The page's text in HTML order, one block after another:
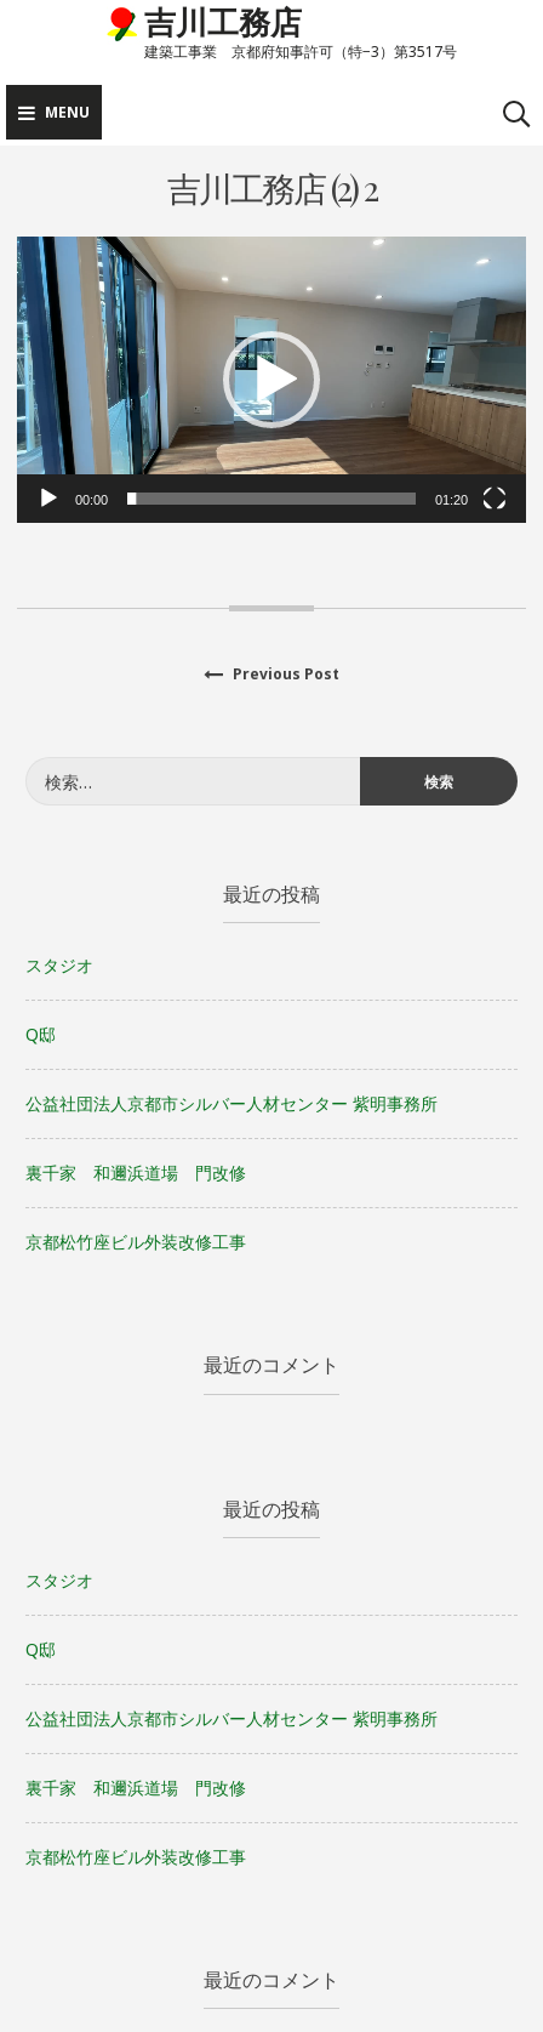
content
吉川工務店
建築工事業 京都府知事許可（特−3）第3517号
MENU
吉川工務店 (2) 2
動
画
プ
レ
ー
ヤ
ー
00:00 01:20
ョ
ン
Previous Post
索:
最近の投稿
スタジオ
Q邸
公益社団法人京都市シルバー人材センター 紫明事務所
裏千家 和邇浜道場 門改修
京都松竹座ビル外装改修工事
最近のコメント
最近の投稿
スタジオ
Q邸
公益社団法人京都市シルバー人材センター 紫明事務所
裏千家 和邇浜道場 門改修
京都松竹座ビル外装改修工事
最近のコメント